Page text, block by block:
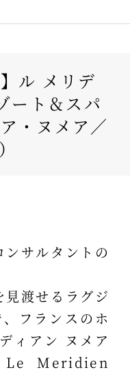
ル メリデ
ート＆スパ
・ヌメア／
ンサルタントの
渡せるラグジ
フランスのホ
ィアン ヌメア
Meridien